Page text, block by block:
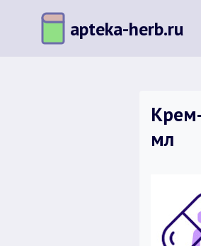
содержимому
apteka-herb.ru
мл